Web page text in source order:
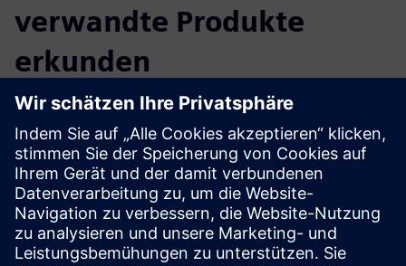
verwandte Produkte
erkunden
Weitere Informationen und
Ressourcen
Mehr erfahren
Voraussetzungen